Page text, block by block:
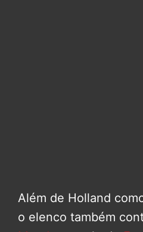
Além de Holland
o elenco também